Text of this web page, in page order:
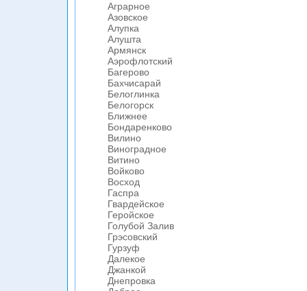
Аграрное
Азовское
Алупка
Алушта
Армянск
Аэрофлотский
Багерово
Бахчисарай
Белоглинка
Белогорск
Ближнее
Бондаренково
Вилино
Виноградное
Витино
Войково
Восход
Гаспра
Гвардейское
Геройское
Голубой Залив
Грэсовский
Гурзуф
Далекое
Джанкой
Днепровка